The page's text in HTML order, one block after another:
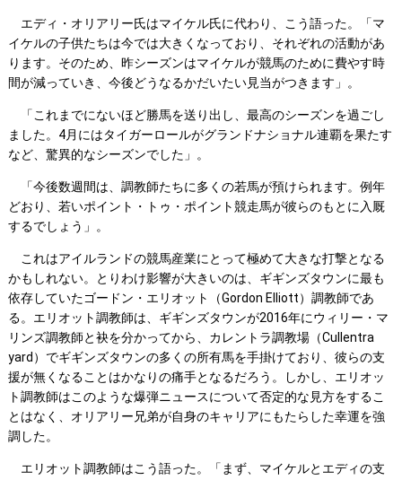
エディ・オリアリー氏はマイケル氏に代わり、こう語った。「マ
イケルの子供たちは今では大きくなっており、それぞれの活動があ
ります。そのため、昨シーズンはマイケルが競馬のために費やす時
間が減っていき、今後どうなるかだいたい見当がつきます」。
「これまでにないほど勝馬を送り出し、最高のシーズンを過ごし
ました。4月にはタイガーロールがグランドナショナル連覇を果たす
など、驚異的なシーズンでした」。
「今後数週間は、調教師たちに多くの若馬が預けられます。例年
どおり、若いポイント・トゥ・ポイント競走馬が彼らのもとに入厩
するでしょう」。
これはアイルランドの競馬産業にとって極めて大きな打撃となる
かもしれない。とりわけ影響が大きいのは、ギギンズタウンに最も
依存していたゴードン・エリオット（Gordon Elliott）調教師であ
る。エリオット調教師は、ギギンズタウンが2016年にウィリー・マ
リンズ調教師と袂を分かってから、カレントラ調教場（Cullentra
yard）でギギンズタウンの多くの所有馬を手掛けており、彼らの支
援が無くなることはかなりの痛手となるだろう。しかし、エリオッ
ト調教師はこのような爆弾ニュースについて否定的な見方をするこ
とはなく、オリアリー兄弟が自身のキャリアにもたらした幸運を強
調した。
エリオット調教師はこう語った。「まず、マイケルとエディの支